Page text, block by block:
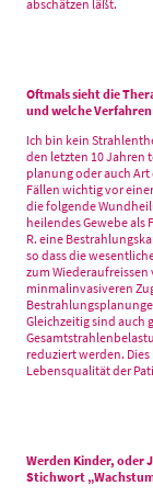
abschätzen läßt.
Oftmals sieht die
und welche
Ich bin kein
den letzten 10 Jahren
planung oder auch Art
Fällen wichtig vor
die folgende
heilendes Gewebe als
R. eine
so dass die
zum
minmalinvasiveren
Gleichzeitig sind auch
reduziert werden.
Lebensqualität der
Werden Kinder, oder
Stichwort